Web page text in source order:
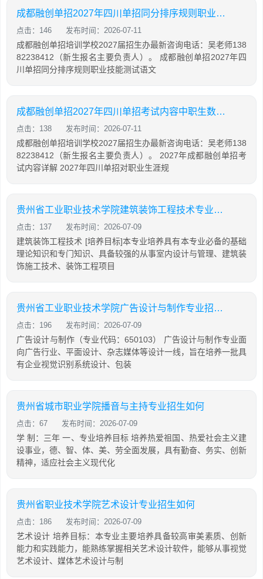
成都融创单招2027年四川单招同分排序规则职业技能测试语文数学英语成绩
点击：146 发布时间：2026-07-11
成都融创单招培训学校2027届招生办最新咨询电话：吴老师138
82238412（新生报名主要负责人）。 成都融创单招2027年四
川单招同分排序规则职业技能测试语文
成都融创单招2027年四川单招考试内容中职生数学语文英语职业技能笔试文化每科100分职业技能综合笔试200分总分500分
点击：138 发布时间：2026-07-11
成都融创单招培训学校2027届招生办最新咨询电话：吴老师138
82238412（新生报名主要负责人）。 2027年成都融创单招考
试内容详解 2027年四川单招对职业生涯规
贵州省工业职业技术学院建筑装饰工程技术专业招生如何
点击：137 发布时间：2026-07-09
建筑装饰工程技术 [培养目标]本专业培养具有本专业必备的基础
理论知识和专门知识、具备较强的从事室内设计与管理、建筑装
饰施工技术、装饰工程项目
贵州省工业职业技术学院广告设计与制作专业招生如何
点击：196 发布时间：2026-07-09
广告设计与制作（专业代码：650103） 广告设计与制作专业面
向广告行业、平面设计、杂志媒体等设计一线，旨在培养一批具
有企业视觉识别系统设计、包装
贵州省城市职业学院播音与主持专业招生如何
点击：67 发布时间：2026-07-09
学 制：三年 一、专业培养目标 培养热爱祖国、热爱社会主义建
设事业，德、智、体、美、劳全面发展，具有勤奋、务实、创新
精神，适应社会主义现代化
贵州省职业技术学院艺术设计专业招生如何
点击：186 发布时间：2026-07-09
艺术设计 培养目标：本专业主要培养具备较高审美素质、创新
能力和实践能力，能熟练掌握相关艺术设计软件，能够从事视觉
艺术设计、媒体艺术设计与制